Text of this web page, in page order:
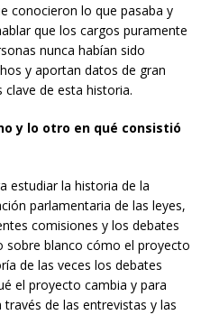
conocieron lo que pasaba y
que los cargos puramente
nunca habían sido
y aportan datos de gran
clave de esta historia.
y lo otro en qué consistió
estudiar la historia de la
parlamentaria de las leyes,
comisiones y los debates
sobre blanco cómo el proyecto
de las veces los debates
el proyecto cambia y para
de las entrevistas y las